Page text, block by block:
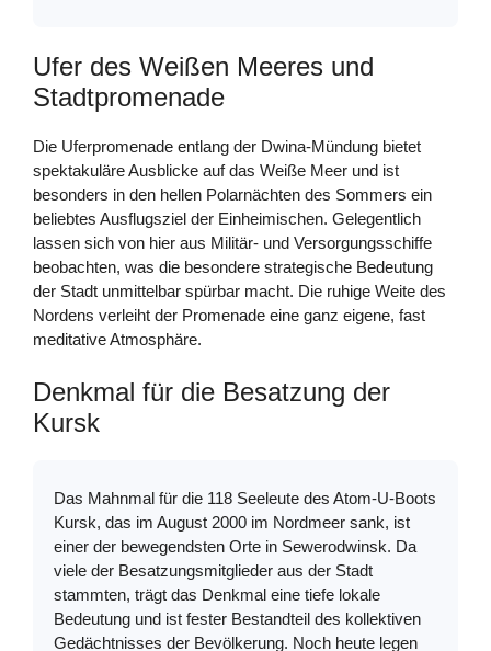
Ufer des Weißen Meeres und
Stadtpromenade
Die Uferpromenade entlang der Dwina-Mündung bietet
spektakuläre Ausblicke auf das Weiße Meer und ist
besonders in den hellen Polarnächten des Sommers ein
beliebtes Ausflugsziel der Einheimischen. Gelegentlich
lassen sich von hier aus Militär- und Versorgungsschiffe
beobachten, was die besondere strategische Bedeutung
der Stadt unmittelbar spürbar macht. Die ruhige Weite des
Nordens verleiht der Promenade eine ganz eigene, fast
meditative Atmosphäre.
Denkmal für die Besatzung der
Kursk
Das Mahnmal für die 118 Seeleute des Atom-U-Boots
Kursk, das im August 2000 im Nordmeer sank, ist
einer der bewegendsten Orte in Sewerodwinsk. Da
viele der Besatzungsmitglieder aus der Stadt
stammten, trägt das Denkmal eine tiefe lokale
Bedeutung und ist fester Bestandteil des kollektiven
Gedächtnisses der Bevölkerung. Noch heute legen